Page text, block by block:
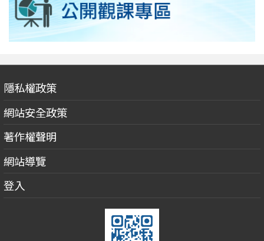
隱私權政策
網站安全政策
著作權聲明
網站導覽
登入